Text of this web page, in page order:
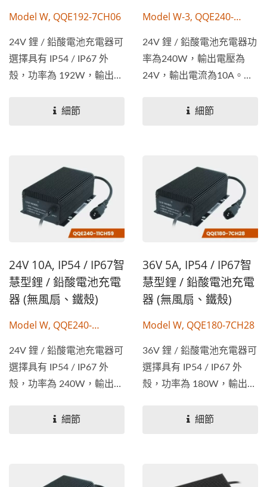
Model W, QQE192-7CH06
24V 鋰 / 鉛酸電池充電器可
選擇具有 IP54 / IP67 外
殼，功率為 192W，輸出電
細節
Model W-3, QQE240-
24V 鋰 / 鉛酸電池充電器功
率為240W，輸出電壓為
24V，輸出電流為10A。具
細節
24V 10A, IP54 / IP67智
慧型鋰 / 鉛酸電池充電
器 (無風扇、鐵殼)
Model W, QQE240-
24V 鋰 / 鉛酸電池充電器可
選擇具有 IP54 / IP67 外
殼，功率為 240W，輸出電
細節
36V 5A, IP54 / IP67智
慧型鋰 / 鉛酸電池充電
器 (無風扇、鐵殼)
Model W, QQE180-7CH28
36V 鋰 / 鉛酸電池充電器可
選擇具有 IP54 / IP67 外
殼，功率為 180W，輸出電
細節